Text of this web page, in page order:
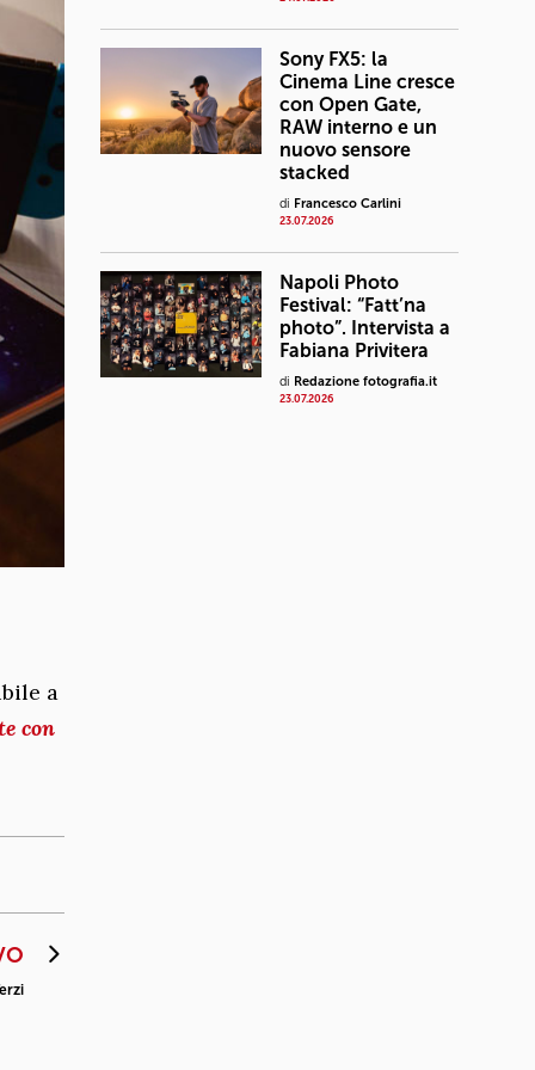
a
con
Sony FX5: la
Cinema Line cresce
con Open Gate,
RAW interno e un
nuovo sensore
stacked
di Francesco Carlini
23.07.2026
Napoli Photo
Festival: “Fatt’na
photo”. Intervista a
Fabiana Privitera
di Redazione fotografia.it
23.07.2026